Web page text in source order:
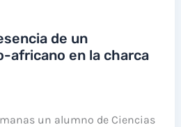
de un
africano en la charca
un alumno de Ciencias